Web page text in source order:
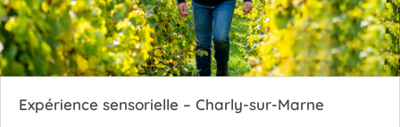
Expérience sensorielle – Charly-sur-Marne